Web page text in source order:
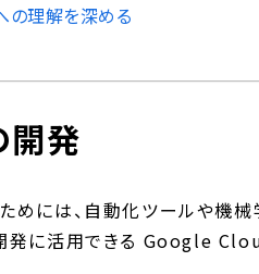
の理解を深める
開発
めには、自動化ツールや機械
発に活用できる Google